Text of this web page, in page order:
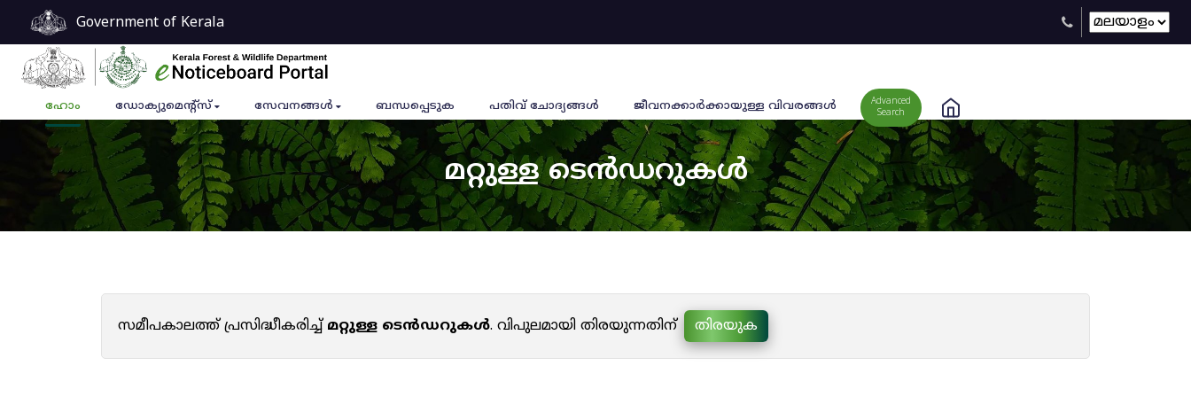
Government of Kerala
ഹോം ഡോക്യുമെൻ്റ്സ് സേവനങ്ങൾ ബന്ധപ്പെടുക പതിവ് ചോദ്യങ്ങൾ ജീവനക്കാര്‍ക്കായുള്ള വിവരങ്ങള്‍
Advanced
Search
മറ്റുള്ള ടെൻഡറുകൾ
സമീപകാലത്ത് പ്രസിദ്ധീകരിച്ച്മറ്റുള്ള ടെൻഡറുകൾ. വിപുലമായി തിരയുന്നതിന് തിരയുക